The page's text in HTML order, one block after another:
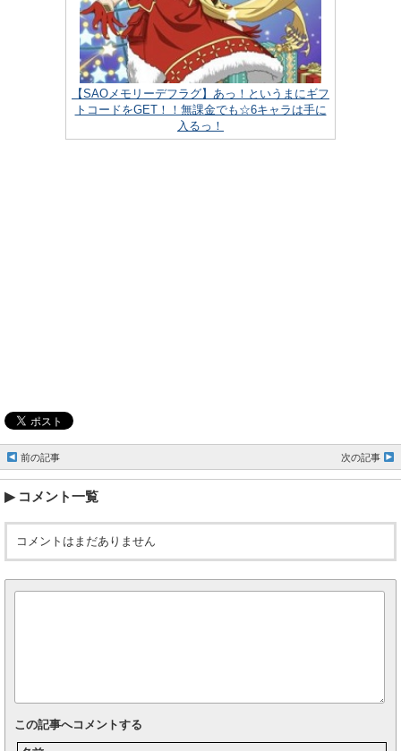
【SAOメモリーデフラグ】あっ！というまにギフ
トコードをGET！！無課金でも☆6キャラは手に
入るっ！
前の記事 次の記事
コメント一覧
コメントはまだありません
この記事へコメントする